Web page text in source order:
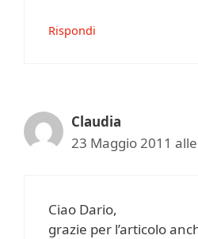
Rispondi
Claudia
23 Maggio 2011
Ciao Dario,
grazie per l’articolo